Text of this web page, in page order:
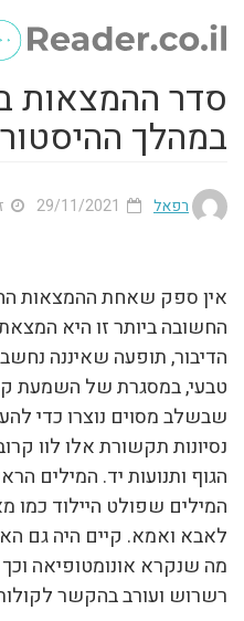
סדר ההמצאות
במהלך
רפאל
אין ספק שאחת ההמצאות
החשובה ביותר זו היא
הדיבור, תופעה שאיננה
טבעי, במסגרת של השמעת
שבשלב מסוים נוצרו כדי
נסיונות תקשורת אלו לוו
הגוף ותנועות יד. המילים
המילים שפולט היילוד כמו
לאבא ואמא. קיים היה גם
מה שנקרא אונומטופיאה
רשרוש ועורב בהקשר